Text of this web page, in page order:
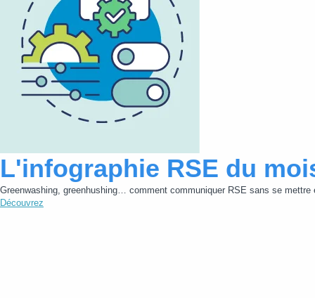
L'infographie RSE du
Greenwashing, greenhushing… comment communiquer RSE sans se mettre
Découvrez